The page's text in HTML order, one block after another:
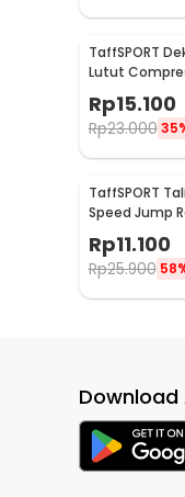
TaffSPORT
Lutut
L - SS7
Rp15.100
Rp23.000
TaffSPORT
Speed Jump
JR05
Rp11.100
Rp25.900